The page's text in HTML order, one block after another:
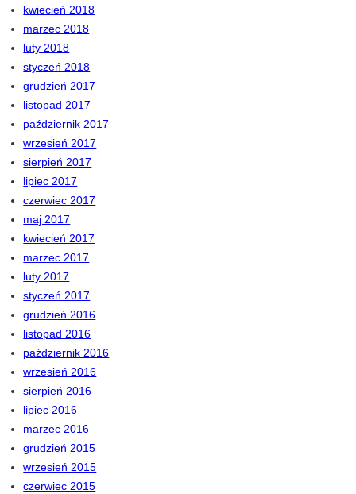
kwiecień 2018
marzec 2018
luty 2018
styczeń 2018
grudzień 2017
listopad 2017
październik 2017
wrzesień 2017
sierpień 2017
lipiec 2017
czerwiec 2017
maj 2017
kwiecień 2017
marzec 2017
luty 2017
styczeń 2017
grudzień 2016
listopad 2016
październik 2016
wrzesień 2016
sierpień 2016
lipiec 2016
marzec 2016
grudzień 2015
wrzesień 2015
czerwiec 2015